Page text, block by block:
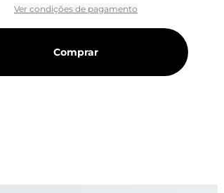
Ver condições de pagamento
Comprar